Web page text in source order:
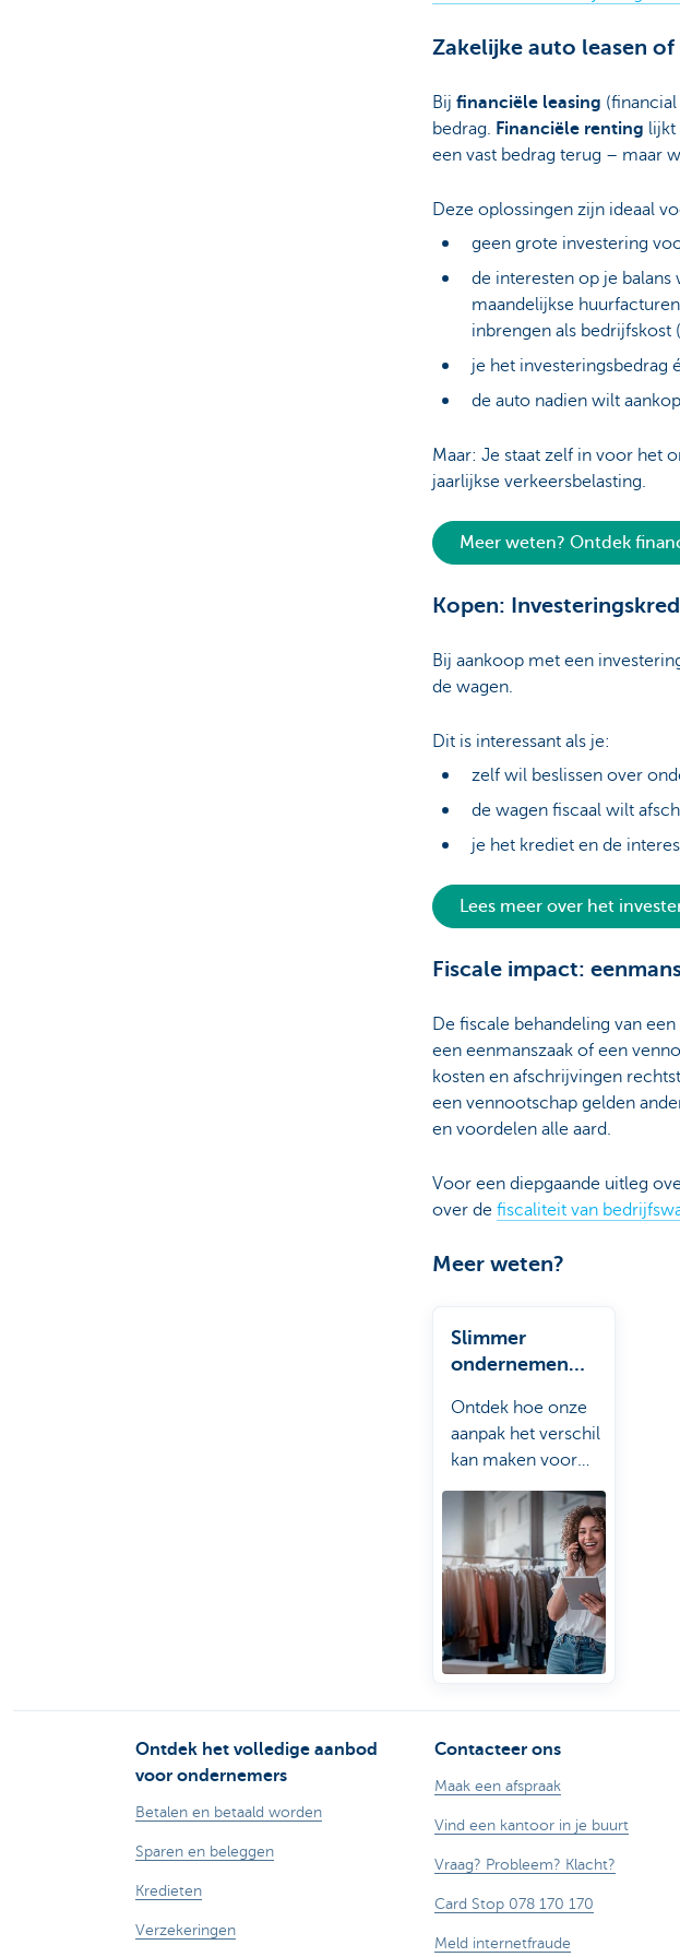
Zakelijke auto leasen
Bij financiële leasing
bedrag. Financiële renting lijkt
een vast bedrag terug – maar
Deze oplossingen zijn ideaal
geen grote investering
de interesten op je balans
maandelijkse
inbrengen als bedrijfskost
je het investeringsbedrag
de auto nadien wilt
Maar: Je staat zelf in voor het
jaarlijkse verkeersbelasting.
Meer weten? Ontdek
Kopen:
Bij aankoop met een
de wagen.
Dit is interessant als je:
zelf wil beslissen over
de wagen fiscaal wilt
je het krediet en de
Lees meer over het
Fiscale impact:
De fiscale behandeling van
een eenmanszaak of een
kosten en afschrijvingen
een vennootschap gelden
en voordelen alle aard.
Voor een diepgaande uitleg
over de fiscaliteit van
Meer weten?
Slimmer
ondernemen
Ontdek hoe onze
aanpak het verschil
kan maken voor
startende of
groeiende
ondernemers.
Ontdek het volledige aanbod
voor ondernemers
Betalen en betaald worden
Sparen en beleggen
Kredieten
Verzekeringen
Contacteer ons
Maak een afspraak
Vind een kantoor in je buurt
Vraag? Probleem? Klacht?
Card Stop 078 170 170
Meld internetfraude